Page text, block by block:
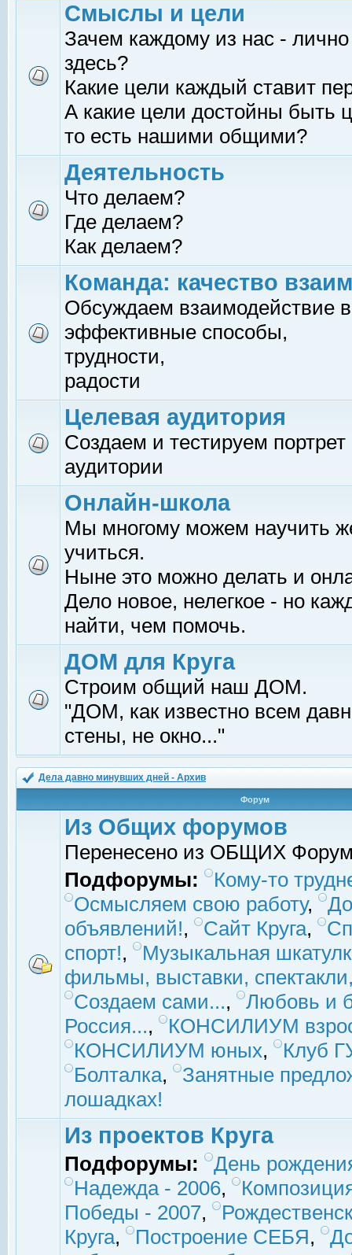
Смыслы и цели
Зачем каждому из нас -
здесь?
Какие цели каждый ставит
А какие цели достойны быть
то есть нашими общими?
Деятельность
Что делаем?
Где делаем?
Как делаем?
Команда: качество
Обсуждаем взаимодействие
эффективные способы,
трудности,
радости
Целевая аудитория
Создаем и тестируем
аудитории
Онлайн-школа
Мы многому можем научить
учиться.
Ныне это можно делать и
Дело новое, нелегкое - но
найти, чем помочь.
ДОМ для Круга
Строим общий наш ДОМ.
"ДОМ, как известно всем
стены, не окно..."
Дела давно минувших дней - Архив
Форум
Из Общих форумов
Перенесено из ОБЩИХ
Подфорумы:
Кому-то
Осмысляем свою работу,
объявлений!, Сайт Круга,
спорт!,
Музыкальная
фильмы, выставки,
Создаем сами...,
Любовь и
Россия...,
КОНСИЛИУМ
КОНСИЛИУМ юных,
Клуб
Болталка,
Занятные
лошадках!
Из проектов Круга
Подфорумы:
День
Надежда - 2006,
Победы - 2007,
Круга, Построение СЕБЯ,